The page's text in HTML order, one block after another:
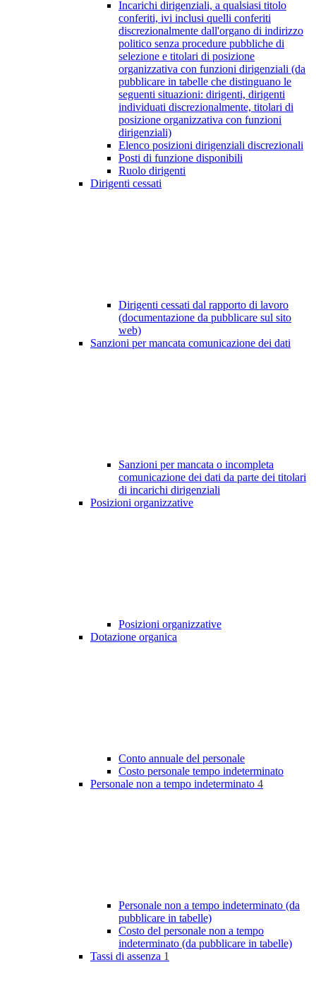
Incarichi dirigenziali, a qualsiasi titolo
conferiti, ivi inclusi quelli conferiti
discrezionalmente dall'organo di indirizzo
politico senza procedure pubbliche di
selezione e titolari di posizione
organizzativa con funzioni dirigenziali (da
pubblicare in tabelle che distinguano le
seguenti situazioni: dirigenti, dirigenti
individuati discrezionalmente, titolari di
posizione organizzativa con funzioni
dirigenziali)
Elenco posizioni dirigenziali discrezionali
Posti di funzione disponibili
Ruolo dirigenti
Dirigenti cessati
Dirigenti cessati dal rapporto di lavoro
(documentazione da pubblicare sul sito
web)
Sanzioni per mancata comunicazione dei dati
Sanzioni per mancata o incompleta
comunicazione dei dati da parte dei titolari
di incarichi dirigenziali
Posizioni organizzative
Posizioni organizzative
Dotazione organica
Conto annuale del personale
Costo personale tempo indeterminato
Personale non a tempo indeterminato 4
Personale non a tempo indeterminato (da
pubblicare in tabelle)
Costo del personale non a tempo
indeterminato (da pubblicare in tabelle)
Tassi di assenza 1